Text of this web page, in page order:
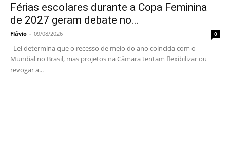
Férias escolares durante a Copa Feminina
de 2027 geram debate no...
Flávio - 09/08/2026 0
Lei determina que o recesso de meio do ano coincida com o
Mundial no Brasil, mas projetos na Câmara tentam flexibilizar ou
revogar a...